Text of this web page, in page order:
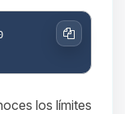
Copiar
los límites